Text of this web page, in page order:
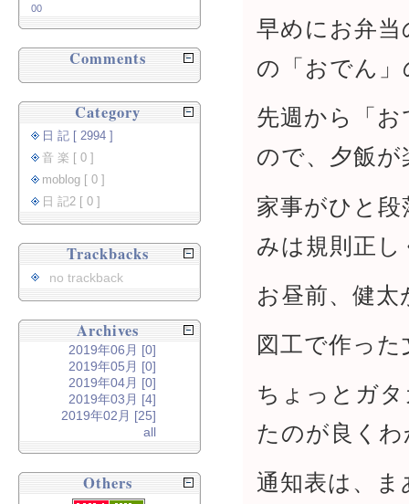
早めにお弁
の「おでん
先週から「
ので、夕飯が
家事がひと
みは規則正
お昼前、健太
図工で作っ
ちょっとガ
たのが良く
通知表は、ま
00
Comments
Category
日 記 [ 2994 ]
音 楽 [ 0 ]
moblog [ 0 ]
日 記2 [ 0 ]
Trackbacks
no trackback
Archives
2019年06月 [0]
2019年05月 [0]
2019年04月 [0]
2019年03月 [4]
2019年02月 [25]
all
Others